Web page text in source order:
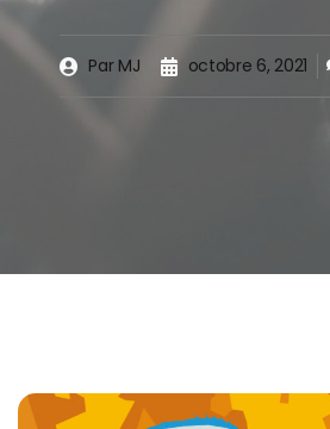
ParMJ octobre 6, 2021